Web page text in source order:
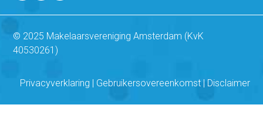
© 2025 Makelaarsvereniging Amsterdam (KvK
40530261)
Privacyverklaring Gebruikersovereenkomst Disclaimer